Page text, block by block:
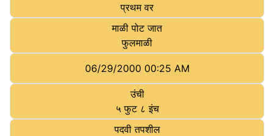
प्रथम वर
माळी पोट जात
फुलमाळी
06/29/2000 00:25 AM
उंची
५ फुट ८ इंच
पदवी तपशील